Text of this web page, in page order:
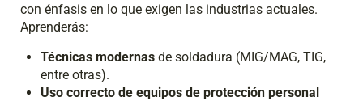
con énfasis en lo que exigen las industrias actuales.
Aprenderás:
Técnicas modernas de soldadura (MIG/MAG, TIG,
entre otras).
Uso correcto de equipos de protección personal